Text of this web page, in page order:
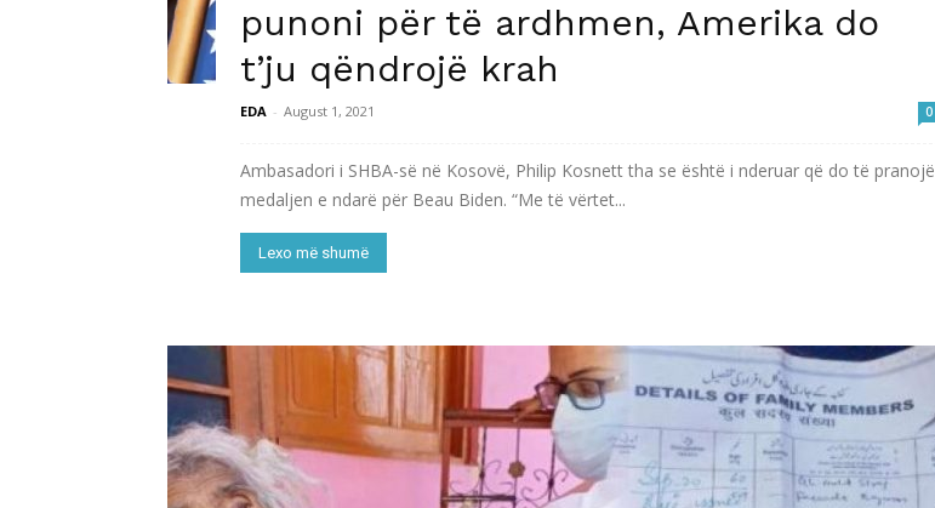
punoni për të ardhmen, Amerika do
t’ju qëndrojë krah
EDA - August 1, 2021 0
Ambasadori i SHBA-së në Kosovë, Philip Kosnett tha se është i nderuar që do të pranojë
medaljen e ndarë për Beau Biden. “Me të vërtet...
Lexo më shumë